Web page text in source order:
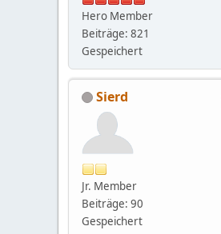
Hero Member
Beiträge: 821
Gespeichert
Sierd
Jr. Member
Beiträge: 90
Gespeichert